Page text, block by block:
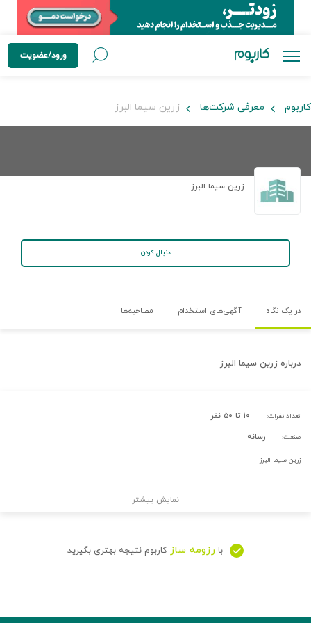
ورود/عضویت
کاربوم معرفی شرکت‌ها زرین سیما البرز
زرین سیما البرز
دنبال کردن
در یک نگاه آگهی‌های استخدام مصاحبه‌ها
درباره زرین سیما البرز
تعداد نفرات: ۱۰ تا ۵۰ نفر
صنعت: رسانه
زرین سیما البرز
نمایش بیشتر
با رزومه ساز کاربوم نتیجه بهتری بگیرید